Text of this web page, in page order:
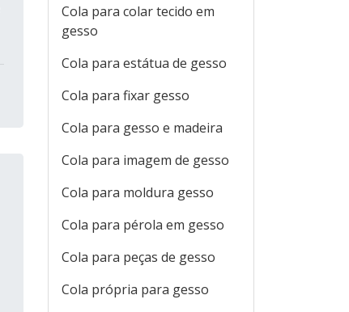
Cola para colar tecido em
gesso
Cola para estátua de gesso
Cola para fixar gesso
Cola para gesso e madeira
Cola para imagem de gesso
Cola para moldura gesso
Cola para pérola em gesso
Cola para peças de gesso
Cola própria para gesso